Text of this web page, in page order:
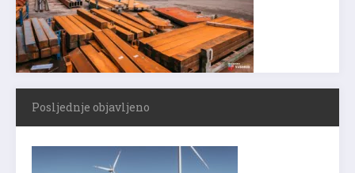
Posljednje objavljeno